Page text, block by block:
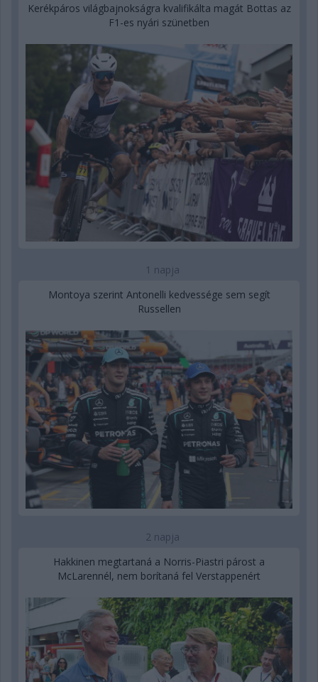
Kerékpáros világbajnokságra kvalifikálta magát Bottas az
F1-es nyári szünetben
1 napja
Montoya szerint Antonelli kedvessége sem segít
Russellen
2 napja
Hakkinen megtartaná a Norris-Piastri párost a
McLarennél, nem borítaná fel Verstappenért